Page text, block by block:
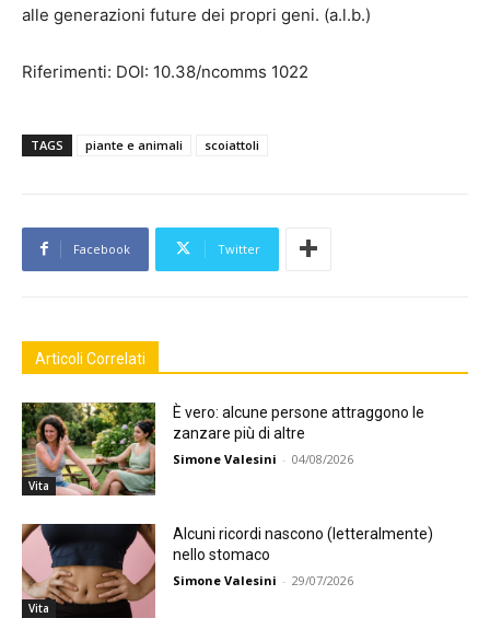
alle generazioni future dei propri geni. (a.l.b.)
Riferimenti: DOI: 10.38/ncomms 1022
TAGS piante e animali scoiattoli
Facebook Twitter
Articoli Correlati
Vita
È vero: alcune persone attraggono le
zanzare più di altre
Simone Valesini - 04/08/2026
Vita
Alcuni ricordi nascono (letteralmente)
nello stomaco
Simone Valesini - 29/07/2026